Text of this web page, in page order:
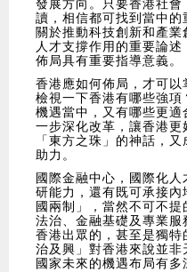
發展方向。只要香港社
讀，相信都可找到當中
關於推動科技創新和產
人才支撐作用的重要論
佈局具有重要指導意義。
香港應如何佈局，才可
檢視一下香港有哪些強
機遇當中，又有哪些更
一步深化改革，讓香港
「東方之珠」的神話，
助力。
國際金融中心，國際化
研能力，還有既可承接
國兩制」，當然不可不
法治、金融基礎及專業
香港出眾的，甚至是獨
治及興」對香港來說並
國家未來的機遇布局有多